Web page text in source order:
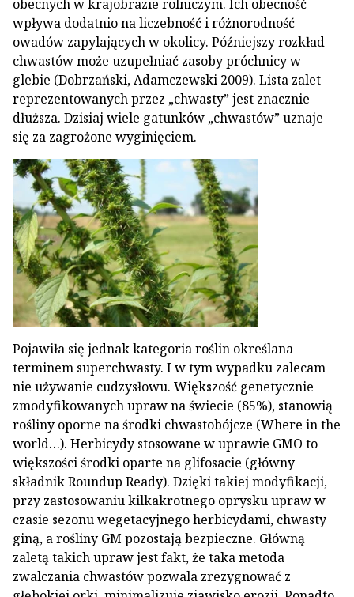
obecnych w krajobrazie rolniczym. Ich obecność
wpływa dodatnio na liczebność i różnorodność
owadów zapylających w okolicy. Późniejszy rozkład
chwastów może uzupełniać zasoby próchnicy w
glebie (Dobrzański, Adamczewski 2009). Lista zalet
reprezentowanych przez „chwasty” jest znacznie
dłuższa. Dzisiaj wiele gatunków „chwastów” uznaje
się za zagrożone wyginięciem.
Pojawiła się jednak kategoria roślin określana
terminem superchwasty. I w tym wypadku zalecam
nie używanie cudzysłowu. Większość genetycznie
zmodyfikowanych upraw na świecie (85%), stanowią
rośliny oporne na środki chwastobójcze (Where in the
world…). Herbicydy stosowane w uprawie GMO to
większości środki oparte na glifosacie (główny
składnik Roundup Ready). Dzięki takiej modyfikacji,
przy zastosowaniu kilkakrotnego oprysku upraw w
czasie sezonu wegetacyjnego herbicydami, chwasty
giną, a rośliny GM pozostają bezpieczne. Główną
zaletą takich upraw jest fakt, że taka metoda
zwalczania chwastów pozwala zrezygnować z